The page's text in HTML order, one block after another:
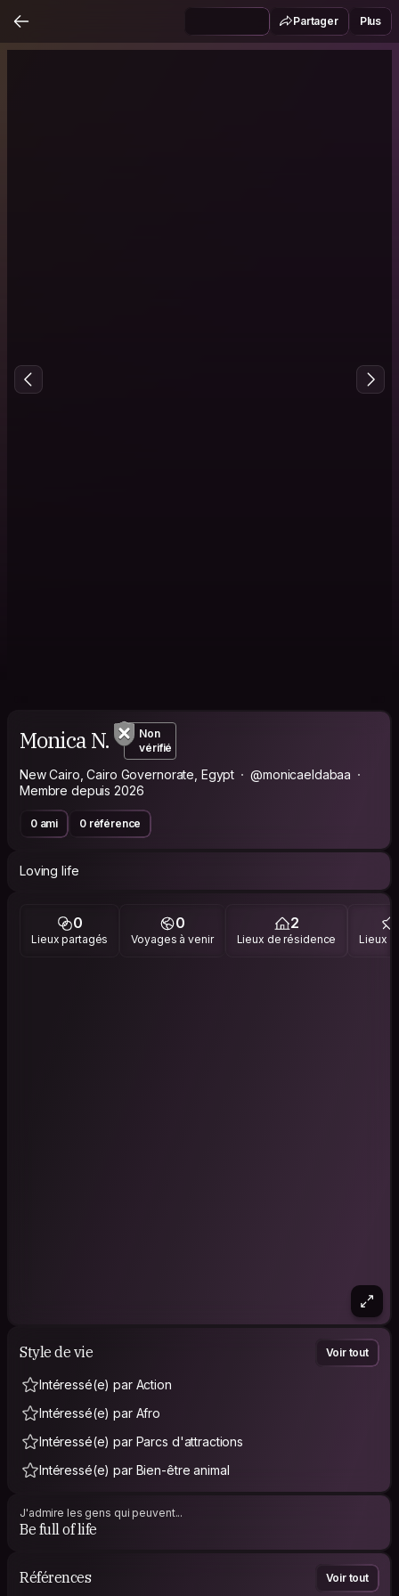
Partager Plus
Monica N.
Non
vérifié
New Cairo, Cairo Governorate, Egypt
@monicaeldabaa
Membre depuis 2026
0 ami 0 référence
Loving life
0
Lieux partagés
0
Voyages à venir
2
Lieux de résidence Lieux
Style de vie Voir tout
Intéressé(e) par Action
Intéressé(e) par Afro
Intéressé(e) par Parcs d'attractions
Intéressé(e) par Bien-être animal
J'admire les gens qui peuvent...
Be full of life
Références Voir tout